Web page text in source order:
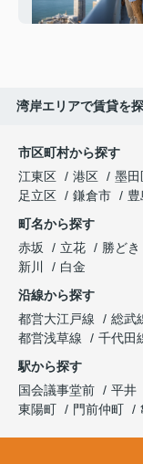
湾岸エリアで賃貸を
市区町村から探す
江東区
港区 墨田
足立区
鎌倉市
町名から探す
赤坂
立花 勝どき
新川
白金
沿線から探す
都営大江戸線
総武
都営浅草線
千代田
駅から探す
国会議事堂前
平井
東陽町
門前仲町